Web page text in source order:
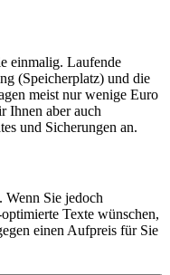
einmalig. Laufende
(Speicherplatz) und die
meist nur wenige Euro
Ihnen aber auch
und Sicherungen an.
Wenn Sie jedoch
Texte wünschen,
einen Aufpreis für Sie